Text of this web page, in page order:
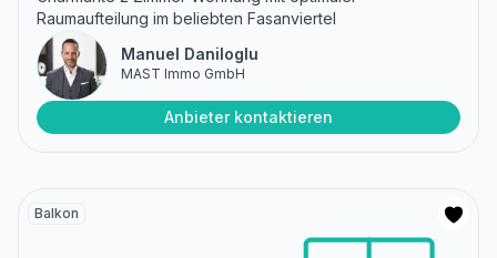
Raumaufteilung im beliebten Fasanviertel
Manuel Daniloglu
MAST Immo GmbH
Anbieter kontaktieren
Balkon